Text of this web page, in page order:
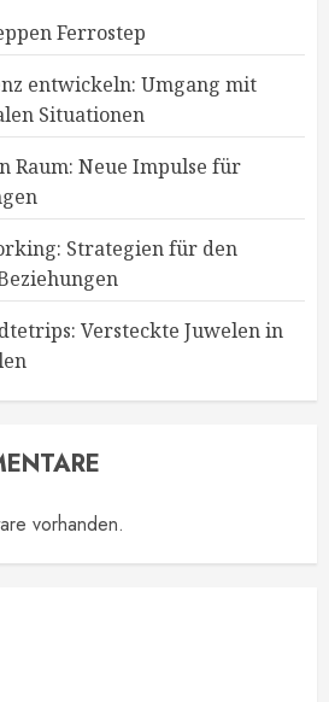
Ferrostep
entwickeln: Umgang mit
Situationen
Raum: Neue Impulse für
Strategien für den
Versteckte Juwelen in
vorhanden.